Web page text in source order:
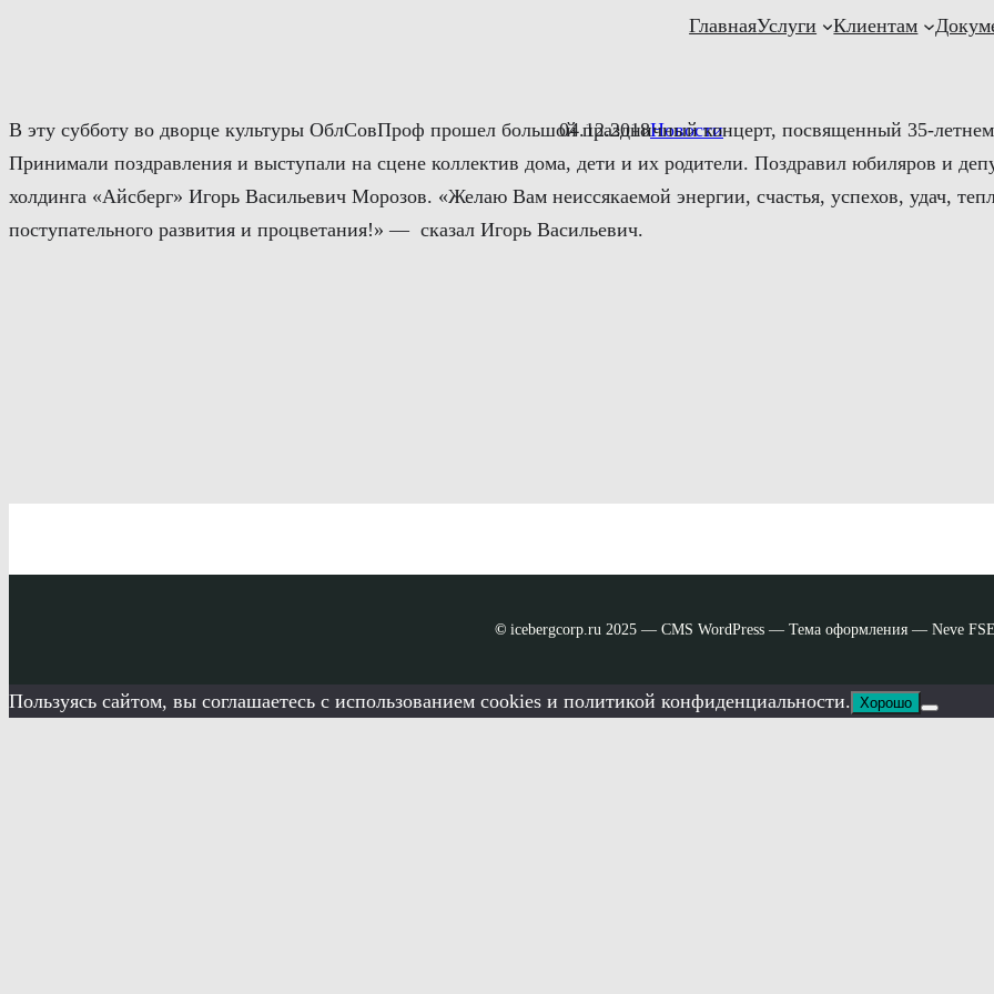
ГлавнаяУслуги Клиентам
04.12.2018Новости
В эту субботу во дворце культуры ОблСовПроф прошел большой праздничный концерт, посвященный 35-
Принимали поздравления и выступали на сцене коллектив дома, дети и их родители. Поздравил юбиляров и
холдинга «Айсберг» Игорь Васильевич Морозов. «Желаю Вам неиссякаемой энергии, счастья, успехов, удач,
поступательного развития и процветания!» — сказал Игорь Васильевич.
© icebergcorp.ru 2025 — CMS WordPress — Тема оформления — Neve
Пользуясь сайтом, вы соглашаетесь с использованием cookies и политикой конфиденциальности. Хорошо